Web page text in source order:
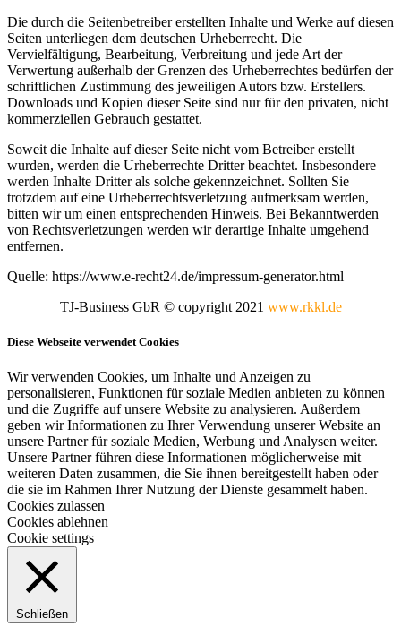
Die durch die Seitenbetreiber erstellten Inhalte und Werke auf diesen
Seiten unterliegen dem deutschen Urheberrecht. Die
Vervielfältigung, Bearbeitung, Verbreitung und jede Art der
Verwertung außerhalb der Grenzen des Urheberrechtes bedürfen der
schriftlichen Zustimmung des jeweiligen Autors bzw. Erstellers.
Downloads und Kopien dieser Seite sind nur für den privaten, nicht
kommerziellen Gebrauch gestattet.
Soweit die Inhalte auf dieser Seite nicht vom Betreiber erstellt
wurden, werden die Urheberrechte Dritter beachtet. Insbesondere
werden Inhalte Dritter als solche gekennzeichnet. Sollten Sie
trotzdem auf eine Urheberrechtsverletzung aufmerksam werden,
bitten wir um einen entsprechenden Hinweis. Bei Bekanntwerden
von Rechtsverletzungen werden wir derartige Inhalte umgehend
entfernen.
Quelle: https://www.e-recht24.de/impressum-generator.html
TJ-Business GbR © copyright 2021 www.rkkl.de
Diese Webseite verwendet Cookies
Wir verwenden Cookies, um Inhalte und Anzeigen zu
personalisieren, Funktionen für soziale Medien anbieten zu können
und die Zugriffe auf unsere Website zu analysieren. Außerdem
geben wir Informationen zu Ihrer Verwendung unserer Website an
unsere Partner für soziale Medien, Werbung und Analysen weiter.
Unsere Partner führen diese Informationen möglicherweise mit
weiteren Daten zusammen, die Sie ihnen bereitgestellt haben oder
die sie im Rahmen Ihrer Nutzung der Dienste gesammelt haben.
Cookies zulassen
Cookies ablehnen
Cookie settings
Schließen